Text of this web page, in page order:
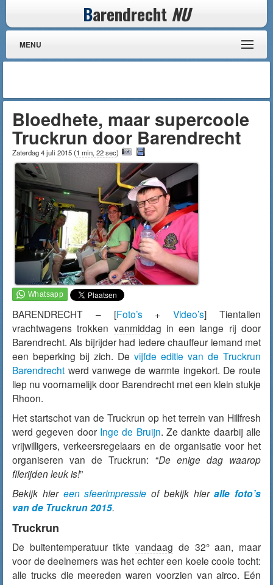
Barendrecht NU
MENU
Bloedhete, maar supercoole
Truckrun door Barendrecht
Zaterdag 4 juli 2015(1 min, 22 sec)
BARENDRECHT – [Foto’s+Video’s] Tientallen
vrachtwagens trokken vanmiddag in een lange rij door
Barendrecht. Als bijrijder had iedere chauffeur iemand met
een beperking bij zich. De vijfde editie van de Truckrun
Barendrecht werd vanwege de warmte ingekort. De route
liep nu voornamelijk door Barendrecht met een klein stukje
Rhoon.
Het startschot van de Truckrun op het terrein van Hillfresh
werd gegeven door Inge de Bruijn. Ze dankte daarbij alle
vrijwilligers, verkeersregelaars en de organisatie voor het
organiseren van de Truckrun: “De enige dag waarop
filerijden leuk is!”
Bekijk hier een sfeerimpressie of bekijk hieralle foto’s
van de Truckrun 2015.
Truckrun
De buitentemperatuur tiktevandaag de 32° aan, maar
voor de deelnemers was het echter een koele coole tocht:
alle trucks die meereden waren voorzien van airco. Eén